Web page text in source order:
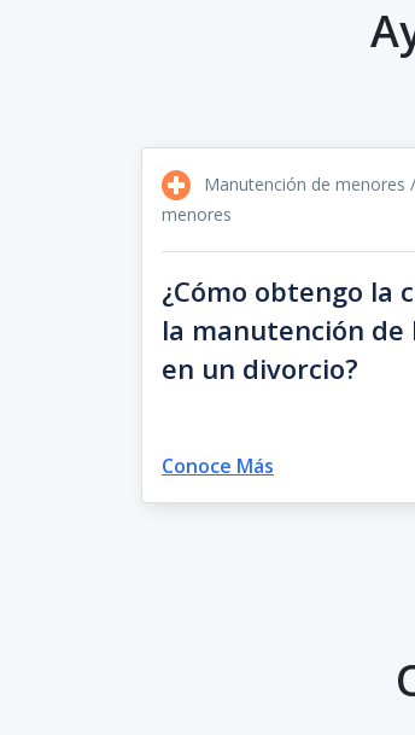
Manutención de menores
menores
¿Cómo obtengo la
la manutención de
en un divorcio?
Conoce Más